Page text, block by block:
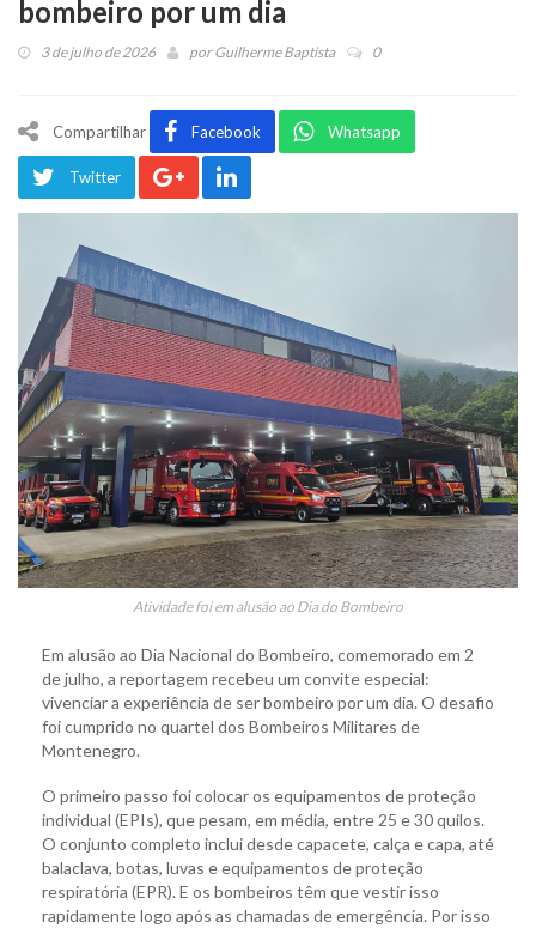
bombeiro por um dia
3 de julho de 2026 porGuilherme Baptista 0
Compartilhar Facebook Whatsapp
Twitter
Atividade foi em alusão ao Dia do Bombeiro
Em alusão ao Dia Nacional do Bombeiro, comemorado em 2
de julho, a reportagem recebeu um convite especial:
vivenciar a experiência de ser bombeiro por um dia. O desafio
foi cumprido no quartel dos Bombeiros Militares de
Montenegro.
O primeiro passo foi colocar os equipamentos de proteção
individual (EPIs), que pesam, em média, entre 25 e 30 quilos.
O conjunto completo inclui desde capacete, calça e capa, até
balaclava, botas, luvas e equipamentos de proteção
respiratória (EPR). E os bombeiros têm que vestir isso
rapidamente logo após as chamadas de emergência. Por isso